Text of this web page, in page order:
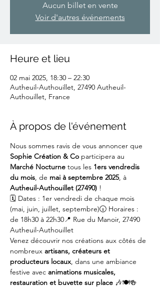
Aucun billet en vente
Voir d'autres événements
Heure et lieu
02 mai 2025, 18:30 – 22:30
Autheuil-Authouillet, 27490 Autheuil-
Authouillet, France
À propos de l'événement
Nous sommes ravis de vous annoncer que
Sophie Création & Co participera au
Marché Nocturne tous les 1ers vendredis
du mois, de mai à septembre 2025, à
Autheuil-Authouillet (27490) !
🗓 Dates : 1er vendredi de chaque mois
(mai, juin, juillet, septembre)🕡 Horaires :
de 18h30 à 22h30📍 Rue du Manoir, 27490
Autheuil-Authouillet
Venez découvrir nos créations aux côtés de
nombreux artisans, créateurs et
producteurs locaux, dans une ambiance
festive avec animations musicales,
restauration et buvette sur place 🎶🍽️🍻